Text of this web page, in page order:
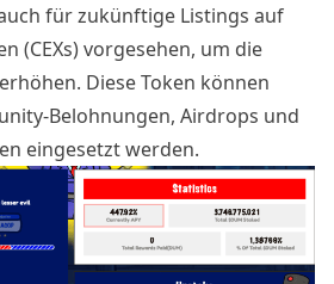
für zukünftige Listings auf
(CEXs) vorgesehen, um die
Diese Token können
Belohnungen, Airdrops und
eingesetzt werden.